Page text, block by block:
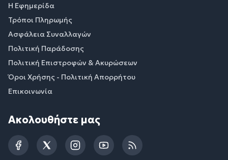
Η Εφημερίδα
Τρόποι Πληρωμής
Ασφάλεια Συναλλαγών
Πολιτική Παράδοσης
Πολιτική Επιστροφών & Ακυρώσεων
Όροι Χρήσης - Πολιτική Απορρήτου
Επικοινωνία
Ακολουθήστε μας
FacebookTwitterInstagramYouTubeRSS